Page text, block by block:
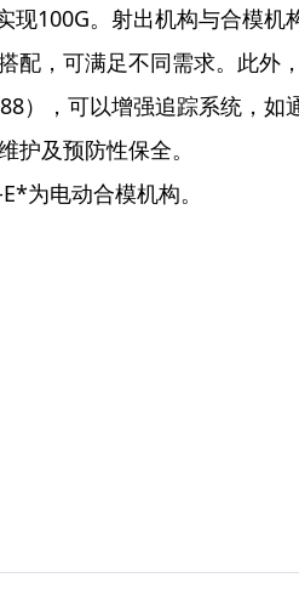
现100G。射出机构与合模机
配，可满足不同需求。此外
），可以增强追踪系统，如
护及预防性保全。
为电动合模机构。